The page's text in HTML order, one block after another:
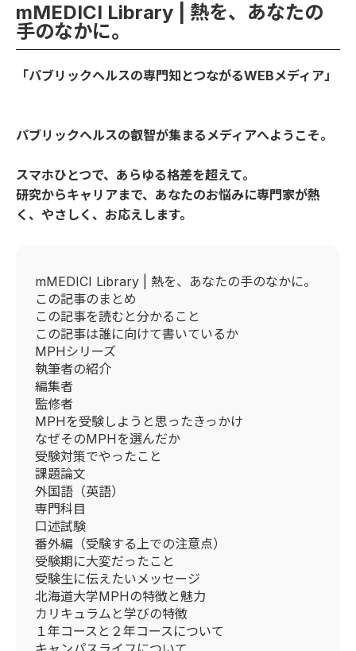
mMEDICI Library | 熱を、あなたの
手のなかに。
「パブリックヘルスの専門知とつながるWEBメディア」
パブリックヘルスの叡智が集まるメディアへようこそ。
スマホひとつで、あらゆる格差を超えて。
研究からキャリアまで、あなたのお悩みに専門家が熱
く、やさしく、お応えします。
mMEDICI Library | 熱を、あなたの手のなかに。
この記事のまとめ
この記事を読むと分かること
この記事は誰に向けて書いているか
MPHシリーズ
執筆者の紹介
編集者
監修者
MPHを受験しようと思ったきっかけ
なぜそのMPHを選んだか
受験対策でやったこと
課題論文
外国語（英語）
専門科目
口述試験
番外編（受験する上での注意点）
受験期に大変だったこと
受験生に伝えたいメッセージ
北海道大学MPHの特徴と魅力
カリキュラムと学びの特徴
１年コースと２年コースについて